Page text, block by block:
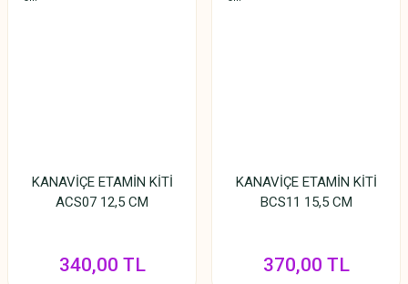
KANAVİÇE ETAMİN KİTİ
ACS07 12,5 CM
340,00 TL
KANAVİÇE ETAMİN KİTİ
BCS11 15,5 CM
370,00 TL